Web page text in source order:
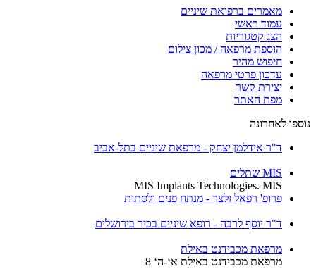
מאמרים ברפואת שיניים
עמוד ראשי
הצג קטגוריות
הוספת מרפאה / מכון צילום
חיפוש מהיר
עדכון פרטי מרפאה
יצירת קשר
מפת האתר
לאחרונה
ד"ר אידלמן יצחק - מרפאת שיניים בתל-אביב
MIS שתלים
MIS Implants Technologies. MIS
פרופ' רפאל זלצר - מנתח פנים ולסתות
ד"ר יוסף לרבה - רופא שיניים בכיר בירושלים
מרפאת מכבידנט באילת
מרפאת מכבידנט באילת א‘-ה‘ 8